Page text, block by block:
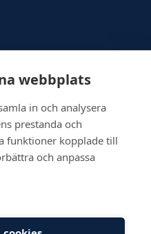
08-514 84400info@inkom.se
AB
webbplats
in och analysera
prestanda och
funktioner kopplade till
och anpassa